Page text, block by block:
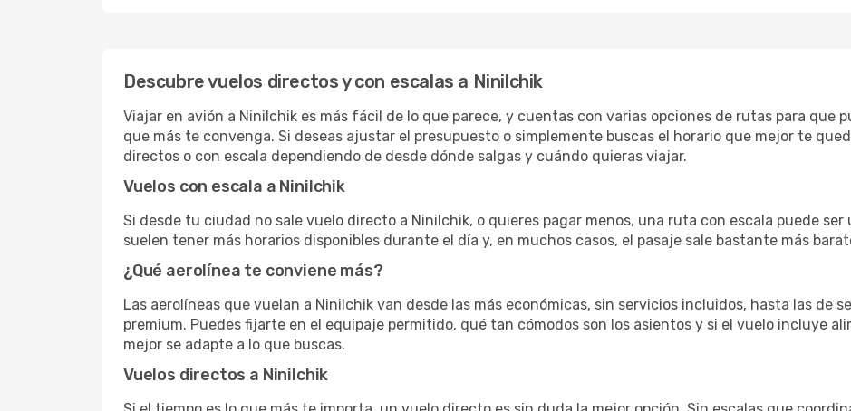
Descubre vuelos directos y con escalas a Ninilchik
Viajar en avión a Ninilchik es más fácil de lo que parece, y cuentas con varias opciones de rutas para que
que más te convenga. Si deseas ajustar el presupuesto o simplemente buscas el horario que mejor te
directos o con escala dependiendo de desde dónde salgas y cuándo quieras viajar.
Vuelos con escala a Ninilchik
Si desde tu ciudad no sale vuelo directo a Ninilchik, o quieres pagar menos, una ruta con escala puede
suelen tener más horarios disponibles durante el día y, en muchos casos, el pasaje sale bastante más
¿Qué aerolínea te conviene más?
Las aerolíneas que vuelan a Ninilchik van desde las más económicas, sin servicios incluidos, hasta las de
premium. Puedes fijarte en el equipaje permitido, qué tan cómodos son los asientos y si el vuelo incluye
mejor se adapte a lo que buscas.
Vuelos directos a Ninilchik